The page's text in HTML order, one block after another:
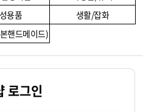
용품
생활/잡화
핸드메이드)
로그인